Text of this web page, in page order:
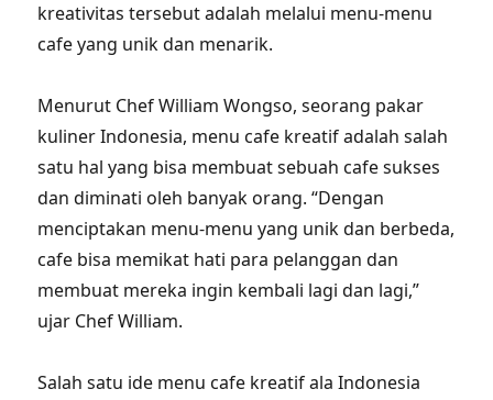
kreativitas tersebut adalah melalui menu-menu
cafe yang unik dan menarik.
Menurut Chef William Wongso, seorang pakar
kuliner Indonesia, menu cafe kreatif adalah salah
satu hal yang bisa membuat sebuah cafe sukses
dan diminati oleh banyak orang. “Dengan
menciptakan menu-menu yang unik dan berbeda,
cafe bisa memikat hati para pelanggan dan
membuat mereka ingin kembali lagi dan lagi,”
ujar Chef William.
Salah satu ide menu cafe kreatif ala Indonesia